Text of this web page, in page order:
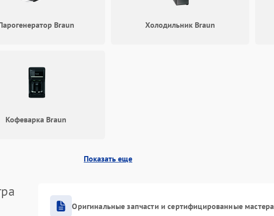
Braun Холодильник Braun
Кофеварка Braun
Показать еще
Оригинальные запчасти и сертифицированные мастера